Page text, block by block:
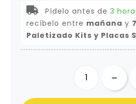
Pídelo antes de 3
recíbelo entre mañana y
Paletizado Kits y Placas